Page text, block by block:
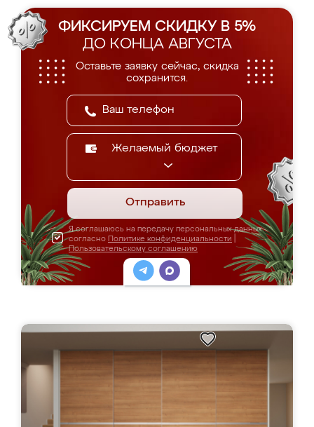
ФИКСИРУЕМ СКИДКУ В 5%
ДО КОНЦА АВГУСТА
Оставьте заявку сейчас, скидка
сохранится.
Желаемый бюджет
Отправить
Я соглашаюсь на передачу персональных данных
согласно Политике конфиденциальности
Пользовательскому соглашению